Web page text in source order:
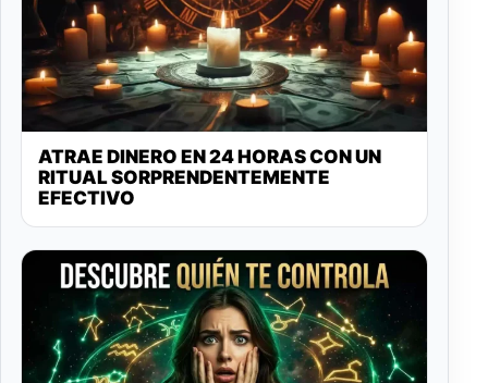
ATRAE DINERO EN 24 HORAS CON UN
RITUAL SORPRENDENTEMENTE
EFECTIVO